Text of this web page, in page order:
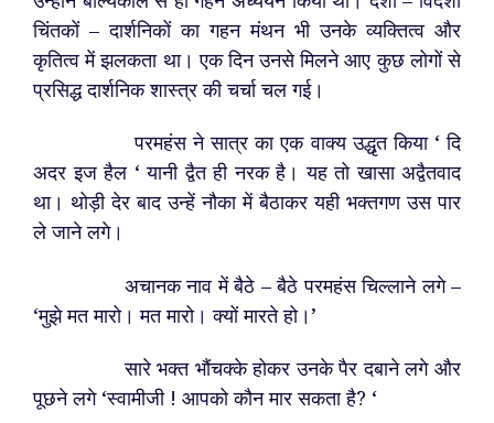
चिंतकों – दार्शनिकों का गहन मंथन भी उनके व्यक्तित्व और
कृतित्व में झलकता था। एक दिन उनसे मिलने आए कुछ लोगों से
प्रसिद्ध दार्शनिक शास्त्र की चर्चा चल गई।
परमहंस ने सात्र का एक वाक्य उद्धृत किया ‘ दि
अदर इज हैल ‘ यानी द्वैत ही नरक है। यह तो खासा अद्वैतवाद
था। थोड़ी देर बाद उन्हें नौका में बैठाकर यही भक्तगण उस पार
ले जाने लगे।
अचानक नाव में बैठे – बैठे परमहंस चिल्लाने लगे –
‘मुझे मत मारो। मत मारो। क्यों मारते हो।’
सारे भक्त भौंचक्के होकर उनके पैर दबाने लगे और
पूछने लगे ‘स्वामीजी ! आपको कौन मार सकता है? ‘